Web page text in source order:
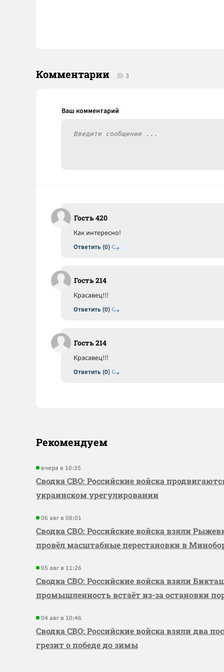
Комментарии 3
Гость 420
Ответить (0)
Как интересно!
Гость 214
Ответить (0)
Красавец!!!
Гость 214
Ответить (0)
Красавец!!!
Рекомендуем
вчера в 10:35
Сводка СВО: Российские войска
украинском урегулировании
06 авг в 08:01
Сводка СВО: Российские войска взяли
провёл масштабные перестановки в
05 авг в 11:26
Сводка СВО: Российские войска взяли
промышленность встаёт из-за остановки
04 авг в 10:46
Сводка СВО: Российские войска взяли два
грезит о победе до зимы